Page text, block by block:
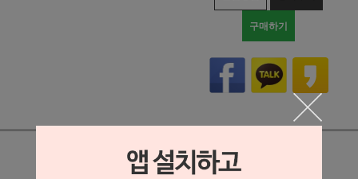
구매하기
상세정보 새창 열기